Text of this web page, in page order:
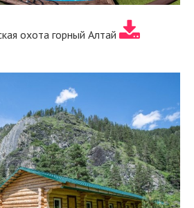
охота горный Алтай